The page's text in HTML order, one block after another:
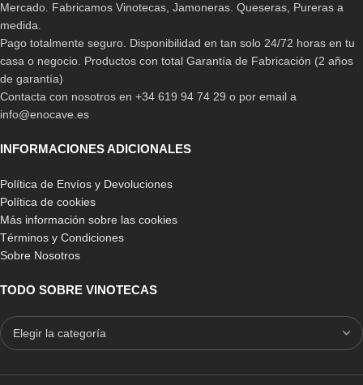
Mercado. Fabricamos Vinotecas, Jamoneras. Queseras, Pureras a
medida.
Pago totalmente seguro. Disponibilidad en tan solo 24/72 horas en tu
casa o negocio. Productos con total Garantía de Fabricación (2 años
de garantía)
Contacta con nosotros en +34 619 94 74 29 o por email a
info@enocave.es
INFORMACIONES ADICIONALES
Política de Envíos y Devoluciones
Política de cookies
Más información sobre las cookies
Términos y Condiciones
Sobre Nosotros
TODO SOBRE VINOTECAS